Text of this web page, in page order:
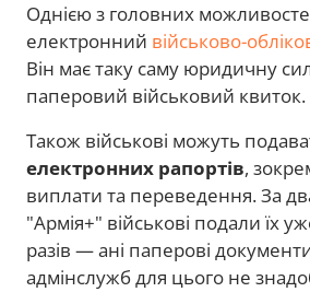
Однією з головних
електронний військово-
Він має таку саму юридичну
паперовий військовий квиток.
Також військові можуть
електронних рапортів,
виплати та переведення. За
"Армія+" військові подали їх
разів — ані паперові
адмінслужб для цього не